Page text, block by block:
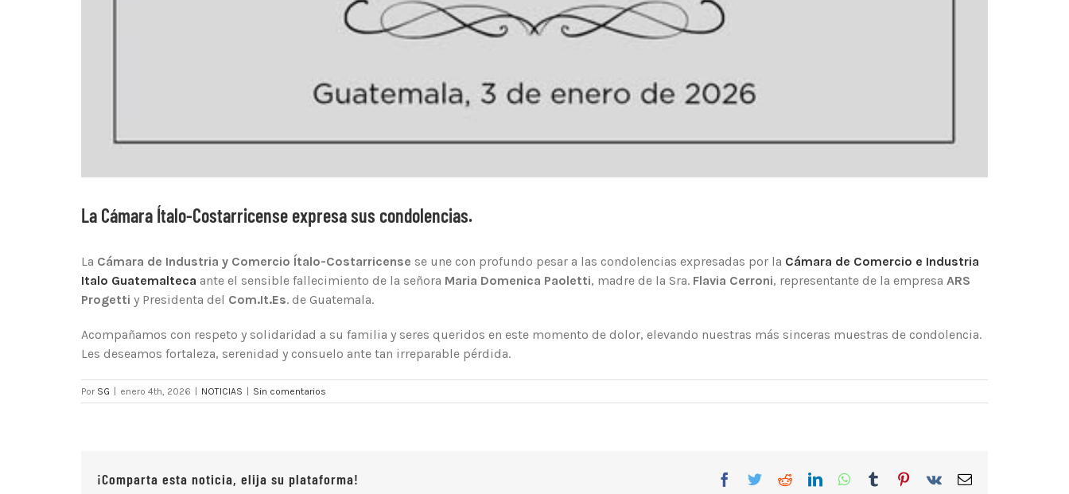
La Cámara Ítalo-Costarricense expresa sus condolencias.
La Cámara de Industria y Comercio Ítalo-Costarricense se une con profundo pesar a las condolencias expresadas por la Cámara de Comercio e Industria
Italo Guatemalteca ante el sensible fallecimiento de la señora Maria Domenica Paoletti, madre de la Sra. Flavia Cerroni, representante de la empresa ARS
Progetti y Presidenta del Com.It.Es. de Guatemala.
Acompañamos con respeto y solidaridad a su familia y seres queridos en este momento de dolor, elevando nuestras más sinceras muestras de condolencia.
Les deseamos fortaleza, serenidad y consuelo ante tan irreparable pérdida.
Por SG enero 4th, 2026 NOTICIAS Sin comentarios
¡Comparta esta noticia, elija su plataforma! Facebook
TwitterRedditLinkedInWhatsApp
TumblrPinterest
Vk
Correo